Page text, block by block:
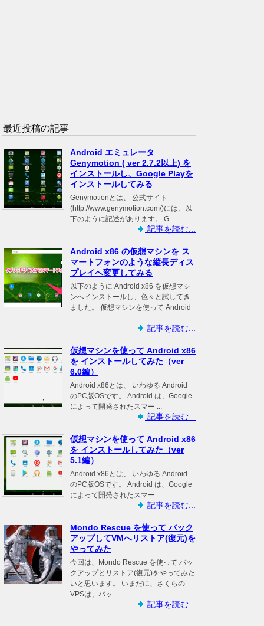
最近投稿の記事
Android エミュレータ
Genymotion ( ver 2.7.2以上) を
インストールし、Google Playを
インストールしてみる
Genymotionとは、 公式サイト
(http://www.genymotion.com/)には、以
下のように記述があります。 G ...
記事を読む...
Android x86 の仮想マシンを ス
マートフォンのような縦長ディス
プレイへ変更してみる
以下のように Android x86 を仮想マシ
ンへインストールし、色々と試してき
ました。 仮想マシンを使って Android
...
記事を読む...
仮想マシンを使って Android x86
を インストールしてみた（ver
6.0編）
Android x86とは、 いわゆる Android
のPC版OSです。 Android は、Google
によって開発されたスマー ...
記事を読む...
仮想マシンを使って Android x86
を インストールしてみた（ver
5.1編）
Android x86とは、 いわゆる Android
のPC版OSです。 Android は、Google
によって開発されたスマー ...
記事を読む...
Mondo Rescue を使って バック
アップしてVMへリストア(復元)を
やってみた
今回は、Mondo Rescue を使って バッ
クアップとリストア(復元)をやってみた
いと思います。 いまだに、さくらの
VPSは、バッ ...
記事を読む...